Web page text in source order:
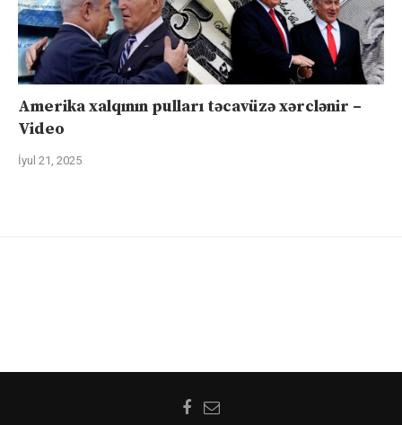
Amerika xalqının pulları təcavüzə xərclənir –
Video
İyul 21, 2025